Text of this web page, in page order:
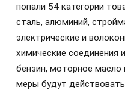
попали 54 категории
сталь, алюминий,
электрические и
химические соединения
бензин, моторное масло
меры будут